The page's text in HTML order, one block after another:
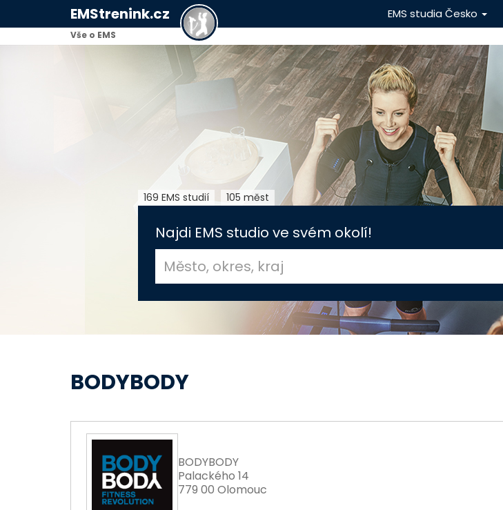
EMStrenink.cz
Vše o EMS
EMS studia Česko
169 EMS studií 105 měst
Najdi EMS studio ve svém okolí!
BODYBODY
BODYBODY
Palackého 14
779 00 Olomouc